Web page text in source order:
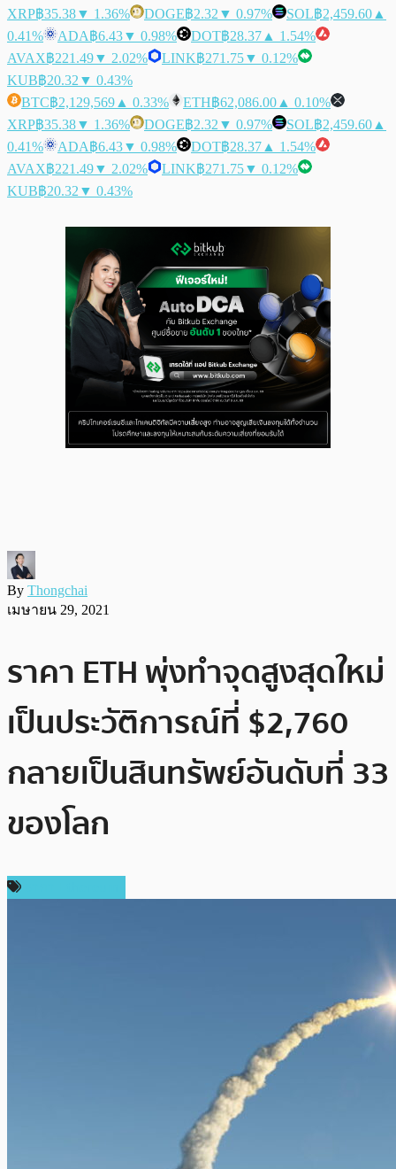
XRP฿35.38▼ 1.36% DOGE฿2.32 ▼ 0.97% SOL฿2,459.60 ▲
0.41%
ADA฿6.43▼ 0.98% DOT฿28.37 ▲ 1.54%
AVAX฿221.49▼ 2.02% LINK฿271.75▼ 0.12%
KUB฿20.32 ▼ 0.43%
BTC฿2,129,569 ▲ 0.33% ETH฿62,086.00 ▲ 0.10%
XRP฿35.38▼ 1.36% DOGE฿2.32 ▼ 0.97% SOL฿2,459.60 ▲
0.41%
ADA฿6.43▼ 0.98% DOT฿28.37 ▲ 1.54%
AVAX฿221.49▼ 2.02% LINK฿271.75▼ 0.12%
KUB฿20.32 ▼ 0.43%
By Thongchai
เมษายน 29, 2021
ราคา ETH พุ่งทำจุดสูงสุดใหม่
เป็นประวัติการณ์ที่ $2,760
กลายเป็นสินทรัพย์อันดับที่ 33
ของโลก